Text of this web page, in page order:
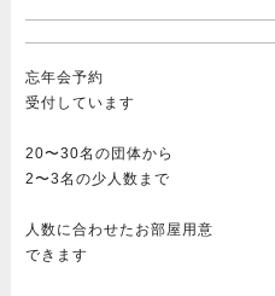
忘年会予約
受付しています
20〜30名の団体から
2〜3名の少人数まで
人数に合わせたお部屋用意
できます